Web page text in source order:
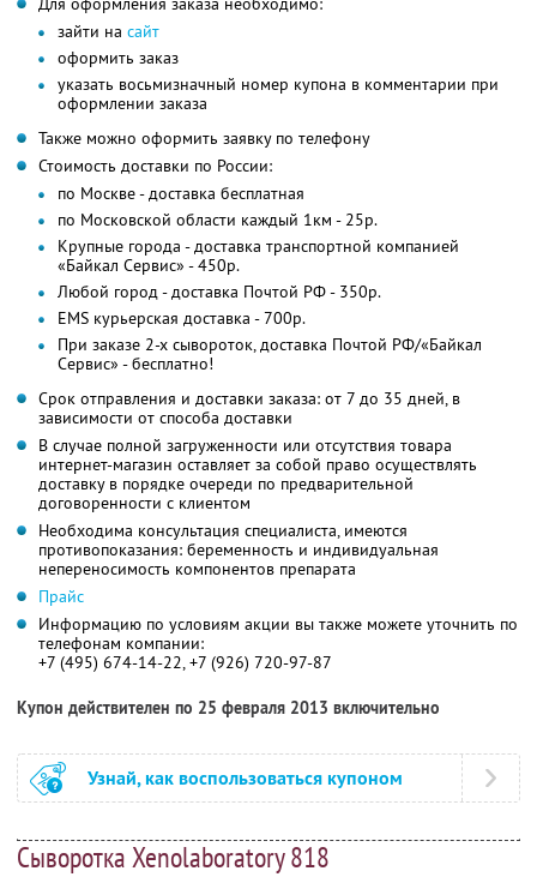
зайти на сайт
оформить заказ
указать восьмизначный номер купона в комментарии при
оформлении заказа
Также можно оформить заявку по телефону
Стоимость доставки по России:
по Москве - доставка бесплатная
по Московской области каждый 1км - 25р.
Крупные города - доставка транспортной компанией
«Байкал Сервис» - 450р.
Любой город - доставка Почтой РФ - 350p.
EMS курьерская доставка - 700р.
При заказе 2-х сывороток, доставка Почтой РФ/«Байкал
Сервис» - бесплатно!
Срок отправления и доставки заказа: от 7 до 35 дней, в
зависимости от способа доставки
В случае полной загруженности или отсутствия товара
интернет-магазин оставляет за собой право осуществлять
доставку в порядке очереди по предварительной
договоренности с клиентом
Необходима консультация специалиста, имеются
противопоказания: беременность и индивидуальная
непереносимость компонентов препарата
Прайс
Информацию по условиям акции вы также можете уточнить по
телефонам компании:
+7 (495) 674-14-22, +7 (926) 720-97-87
Купон действителен по 25 февраля 2013 включительно
Узнай, как воспользоваться купоном
Сыворотка Xenolaboratory 818